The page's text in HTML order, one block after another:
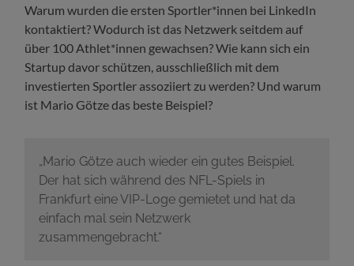
Warum wurden die ersten Sportler*innen bei LinkedIn
kontaktiert? Wodurch ist das Netzwerk seitdem auf
über 100 Athlet*innen gewachsen? Wie kann sich ein
Startup davor schützen, ausschließlich mit dem
investierten Sportler assoziiert zu werden? Und warum
ist Mario Götze das beste Beispiel?
„Mario Götze auch wieder ein gutes Beispiel.
Der hat sich während des NFL-Spiels in
Frankfurt eine VIP-Loge gemietet und hat da
einfach mal sein Netzwerk
zusammengebracht.“